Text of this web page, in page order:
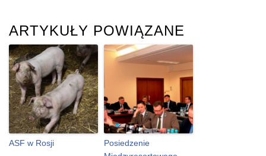
ARTYKUŁY POWIĄZANE
ASF w Rosji
Posiedzenie